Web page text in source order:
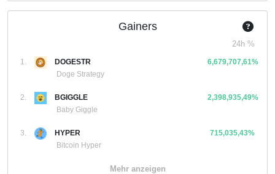
Gainers
24h %
1.
DOGESTR
Doge Strategy
6,679,707,61%
2.
BGIGGLE
Baby Giggle
2,398,935,49%
3.
HYPER
Bitcoin Hyper
715,035,43%
Mehr anzeigen